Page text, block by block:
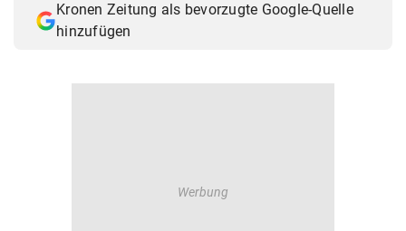
Kronen Zeitung als bevorzugte Google-Quelle
hinzufügen